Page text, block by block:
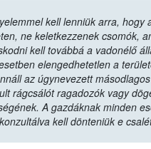
kell lenniük arra,
ne keletkezzenek csomók,
kell továbbá a vadonélő
elengedhetetlen a
az úgynevezett
rágcsálót ragadozók vagy
A gazdáknak minden
konzultálva kell dönteniük e